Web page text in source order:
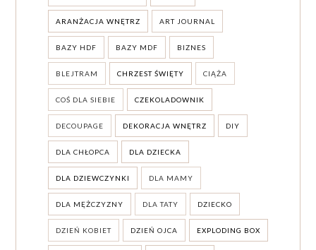
ARANŻACJA WNĘTRZ ART JOURNAL
BAZY HDF BAZY MDF BIZNES
BLEJTRAM CHRZEST ŚWIĘTY CIĄŻA
COŚ DLA SIEBIE CZEKOLADOWNIK
DECOUPAGE DEKORACJA WNĘTRZ DIY
DLA CHŁOPCA DLA DZIECKA
DLA DZIEWCZYNKI DLA MAMY
DLA MĘŻCZYZNY DLA TATY DZIECKO
DZIEŃ KOBIET DZIEŃ OJCA EXPLODING BOX